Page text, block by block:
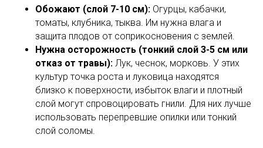
Обожают (слой 7-10 см): Огурцы, кабачки,
томаты, клубника, тыква. Им нужна влага и
защита плодов от соприкосновения с землей.
Нужна осторожность (тонкий слой 3-5 см или
отказ от травы): Лук, чеснок, морковь. У этих
культур точка роста и луковица находятся
близко к поверхности, избыток влаги и плотный
слой могут спровоцировать гнили. Для них лучше
использовать перепревшие опилки или тонкий
слой соломы.